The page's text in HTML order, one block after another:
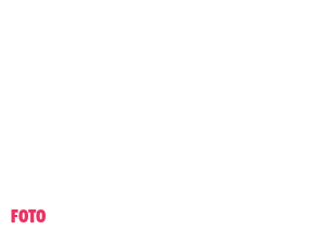
FOTO